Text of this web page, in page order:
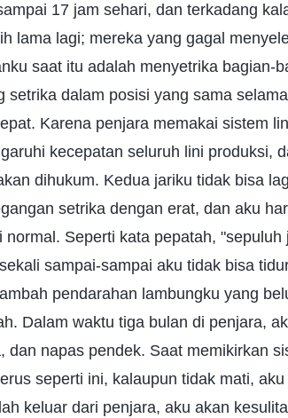
17 jam sehari, dan terkadang
lama lagi; mereka yang gagal
saat itu adalah menyetrika bagian-
setrika dalam posisi yang sama
Karena penjara memakai sistem
kecepatan seluruh lini produksi,
dihukum. Kedua jariku tidak bisa
setrika dengan erat, dan aku
Seperti kata pepatah,
sampai-sampai aku tidak bisa
pendarahan lambungku yang
Dalam waktu tiga bulan di penjara,
dan napas pendek. Saat memikirkan
seperti ini, kalaupun tidak mati,
keluar dari penjara, aku akan